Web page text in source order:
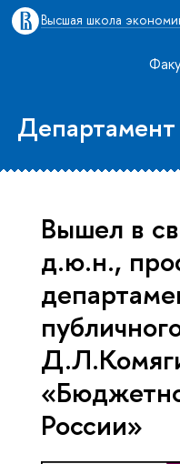
Высшая школа
Департамент
Вышел в
д.ю.н.,
России»